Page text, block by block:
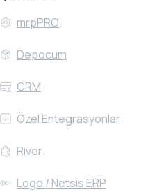
mrpPRO
Depocum
CRM
Özel Entegrasyonlar
River
Logo / Netsis ERP